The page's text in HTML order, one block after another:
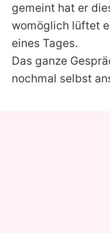
gemeint hat er
womöglich lüftet
eines Tages.
Das ganze
nochmal selbst